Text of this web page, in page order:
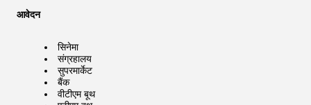
आवेदन
सिनेमा
संग्रहालय
सुपरमार्केट
बैंक
वीटीएम बूथ